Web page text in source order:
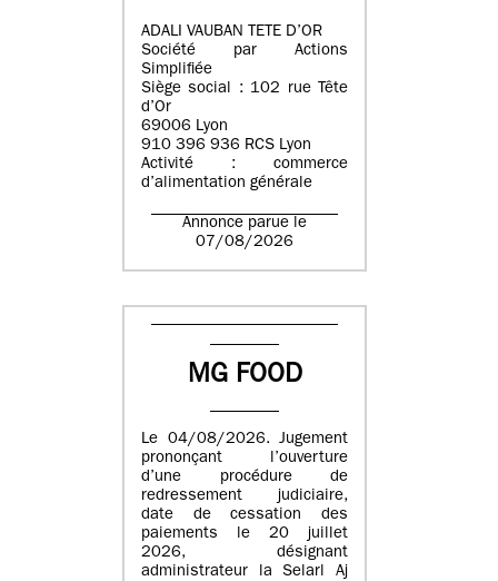
ADALI VAUBAN TETE D’OR
Société par Actions
Simplifiée
Siège social : 102 rue Tête
d’Or
69006 Lyon
910 396 936 RCS Lyon
Activité : commerce
d’alimentation générale
Annonce parue le
07/08/2026
MG FOOD
Le 04/08/2026. Jugement
prononçant l’ouverture
d’une procédure de
redressement judiciaire,
date de cessation des
paiements le 20 juillet
2026, désignant
administrateur la Selarl Aj